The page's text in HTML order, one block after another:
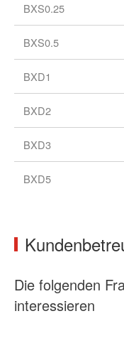
BXS0.25
BXS0.5
BXD1
BXD2
BXD3
BXD5
Die folgenden
interessieren